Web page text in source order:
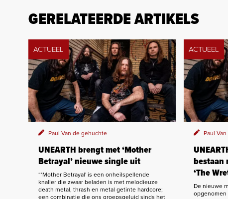
GERELATEERDE ARTIKELS
ACTUEEL
Paul Van de gehuchte
UNEARTH brengt met ‘Mother
Betrayal’ nieuwe single uit
“‘Mother Betrayal' is een onheilspellende
knaller die zwaar beladen is met melodieuze
death metal, thrash en metal getinte hardcore;
een combinatie die ons groepsgeluid sinds het
ACTUEEL
Paul
bestaan
‘The
De nieuwe
opgenomen